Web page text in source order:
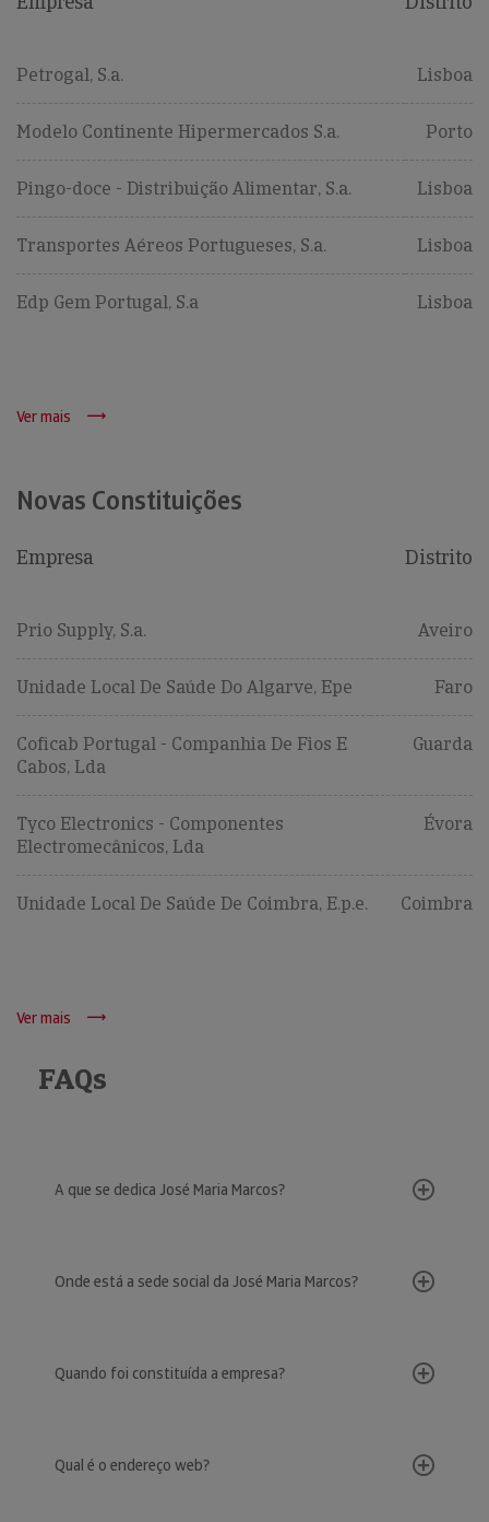
Petrogal, S.a. Lisboa
Modelo Continente Hipermercados S.a. Porto
Pingo-doce - Distribuição Alimentar, S.a. Lisboa
Transportes Aéreos Portugueses, S.a. Lisboa
Edp Gem Portugal, S.a Lisboa
Ver mais
Novas Constituições
Empresa Distrito
Prio Supply, S.a. Aveiro
Unidade Local De Saúde Do Algarve, Epe Faro
Coficab Portugal - Companhia De Fios E
Cabos, Lda
Guarda
Tyco Electronics - Componentes
Electromecânicos, Lda
Évora
Unidade Local De Saúde De Coimbra, E.p.e. Coimbra
Ver mais
FAQs
A que se dedica José Maria Marcos?
Onde está a sede social da José Maria Marcos?
Quando foi constituída a empresa?
Qual é o endereço web?